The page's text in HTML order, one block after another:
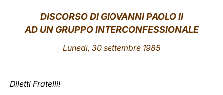
中文
LATINE
DISCORSO DI GIOVANNI PAOLO II
AD UN GRUPPO INTERCONFESSIONALE
Lunedì, 30 settembre 1985
Diletti Fratelli!